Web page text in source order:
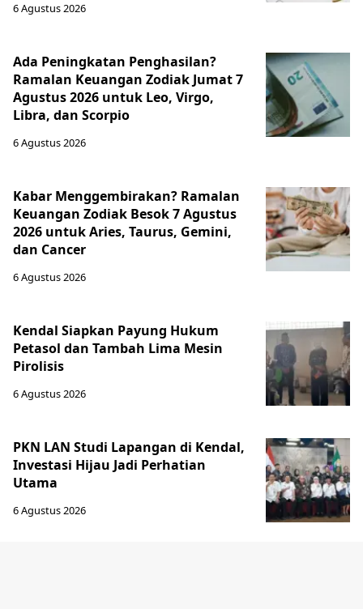
6 Agustus 2026
Ada Peningkatan Penghasilan?
Ramalan Keuangan Zodiak Jumat 7
Agustus 2026 untuk Leo, Virgo,
Libra, dan Scorpio
6 Agustus 2026
Kabar Menggembirakan? Ramalan
Keuangan Zodiak Besok 7 Agustus
2026 untuk Aries, Taurus, Gemini,
dan Cancer
6 Agustus 2026
Kendal Siapkan Payung Hukum
Petasol dan Tambah Lima Mesin
Pirolisis
6 Agustus 2026
PKN LAN Studi Lapangan di Kendal,
Investasi Hijau Jadi Perhatian
Utama
6 Agustus 2026